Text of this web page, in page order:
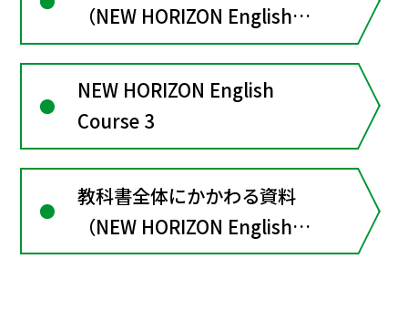
（NEW HORIZON English
Course２）
NEW HORIZON English
Course 3
教科書全体にかかわる資料
（NEW HORIZON English
Course３）